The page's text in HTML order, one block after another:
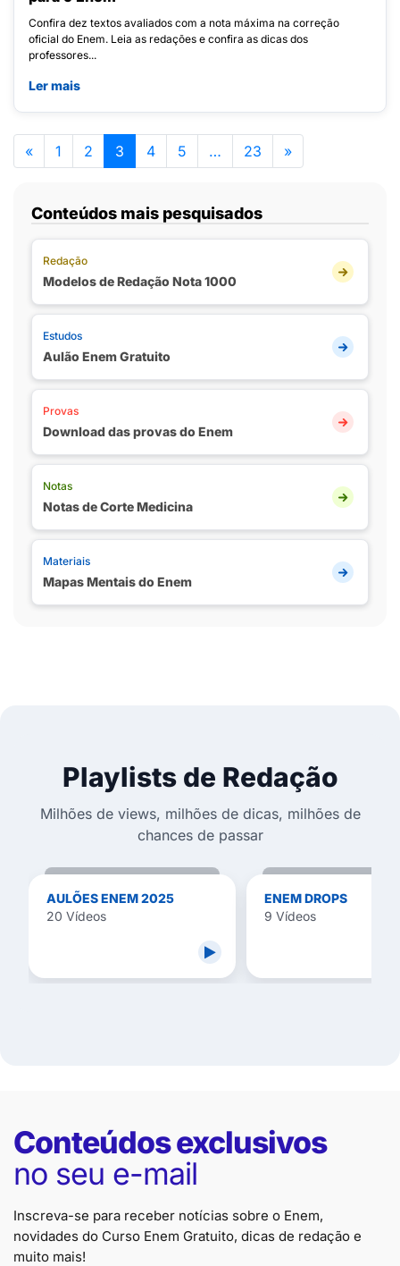
Confira dez textos avaliados com a nota máxima na correção
oficial do Enem. Leia as redações e confira as dicas dos
professores...
Ler mais
« 1 2 3 4 5 … 23 »
Conteúdos mais pesquisados
Redação
Modelos de Redação Nota 1000
Estudos
Aulão Enem Gratuito
Provas
Download das provas do Enem
Notas
Notas de Corte Medicina
Materiais
Mapas Mentais do Enem
Playlists de Redação
Milhões de views, milhões de dicas, milhões de
chances de passar
AULÕES ENEM 2025
20 Vídeos
ENEM DROPS
9 Vídeos
Conteúdos exclusivos
no seu e-mail
Inscreva-se para receber notícias sobre o Enem,
novidades do Curso Enem Gratuito, dicas de redação e
muito mais!